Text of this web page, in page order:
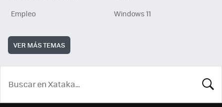
Empleo
Windows 11
VER MÁS TEMAS